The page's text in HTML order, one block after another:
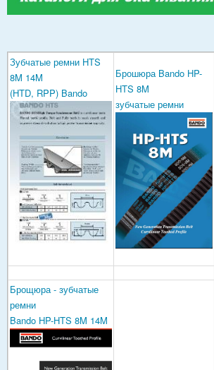
Зубчатые ремни HTS
8M 14M
(HTD, RPP) Bando
Брошюра Bando HP-
HTS 8M
зубчатые ремни
Брощюра - зубчатые
ремни
Bando HP-HTS 8M 14M